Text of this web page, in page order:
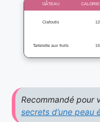
GÂTEAU
Clafoutis
Tartelette aux fruits
Recommandé pour
secrets d’une peau